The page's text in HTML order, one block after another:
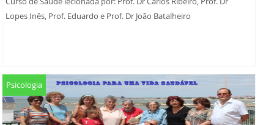
Lopes Inês, Prof. Eduardo e Prof. Dr João Batalheiro
Psicologia